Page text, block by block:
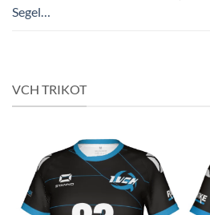
Segel…
VCH TRIKOT